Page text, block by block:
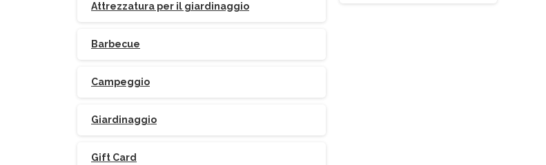
Attrezzatura per il giardinaggio
Barbecue
Campeggio
Giardinaggio
Gift Card